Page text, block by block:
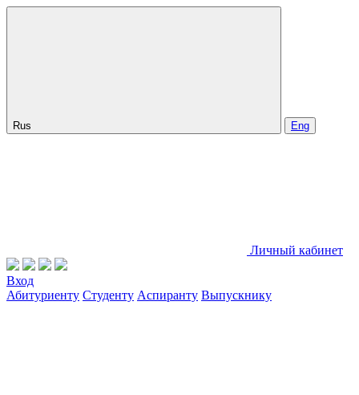
Rus Eng
Личный кабинет
Вход
Абитуриенту Студенту Аспиранту Выпускнику